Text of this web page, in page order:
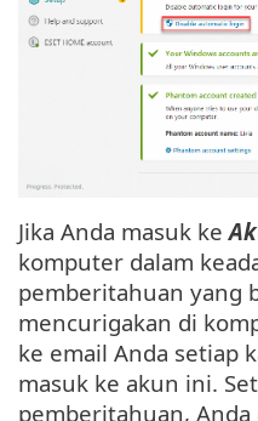
Jika Anda masuk ke
komputer dalam
pemberitahuan yang
mencurigakan di
ke email Anda setiap
masuk ke akun ini.
pemberitahuan,